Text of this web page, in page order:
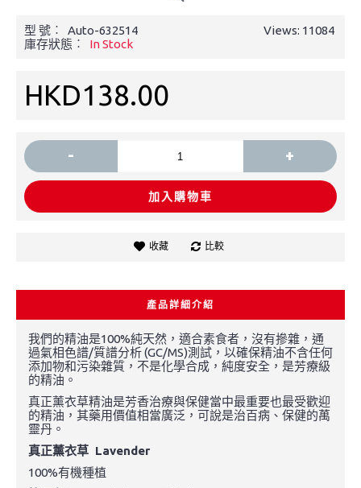
Views: 11084
型 號︰
Auto-632514
庫存狀態︰
In Stock
HKD138.00
- +
加入購物車
收藏 比較
產品詳細介紹
我們的精油是100%純天然，適合素食者，沒有摻雜，通
過氣相色譜/質譜分析 (GC/MS)測試，以確保精油不含任何
添加物和污染雜質，不是化學合成，純度安全，是芳療級
的精油。
真正薰衣草精油是芳香治療與保健當中最重要也最受歡迎
的精油，其藥用價值相當廣泛，可說是治百病、保健的萬
靈丹。
真正薰衣草 Lavender
100%有機種植